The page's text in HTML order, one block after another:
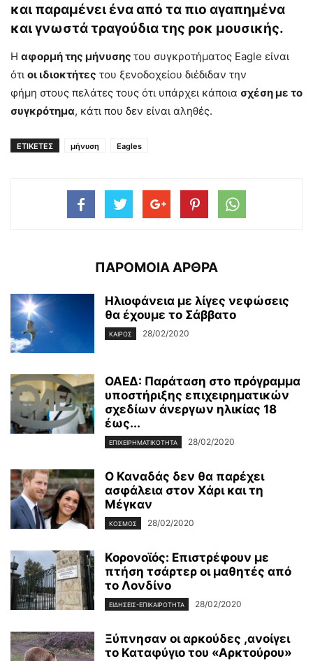
και παραμένει ένα από τα πιο αγαπημένα
και γνωστά τραγούδια της ροκ μουσικής.
Η αφορμή της μήνυσης του συγκροτήματος Eagle είναι
ότι οι ιδιοκτήτες του ξενοδοχείου διέδιδαν την
φήμη στους πελάτες τους ότι υπάρχει κάποια σχέση με το
συγκρότημα, κάτι που δεν είναι αληθές.
ΕΤΙΚΕΤΕΣ μήνυση Eagles
ΠΑΡΟΜΟΙΑ ΑΡΘΡΑ
Ηλιοφάνεια με λίγες νεφώσεις
θα έχουμε το Σάββατο
ΚΑΙΡΌΣ 28/02/2020
ΟΑΕΔ: Παράταση στο πρόγραμμα
υποστήριξης επιχειρηματικών
σχεδίων άνεργων ηλικίας 18
έως...
ΕΠΙΧΕΙΡΗΜΑΤΙΚΌΤΗΤΑ 28/02/2020
Ο Καναδάς δεν θα παρέχει
ασφάλεια στον Χάρι και τη
Μέγκαν
ΚΌΣΜΟΣ 28/02/2020
Κορονοϊός: Επιστρέφουν με
πτήση τσάρτερ οι μαθητές από
το Λονδίνο
ΕΙΔΉΣΕΙΣ-ΕΠΙΚΑΙΡΌΤΗΤΑ 28/02/2020
Ξύπνησαν οι αρκούδες ,ανοίγει
το Καταφύγιο του «Αρκτούρου»